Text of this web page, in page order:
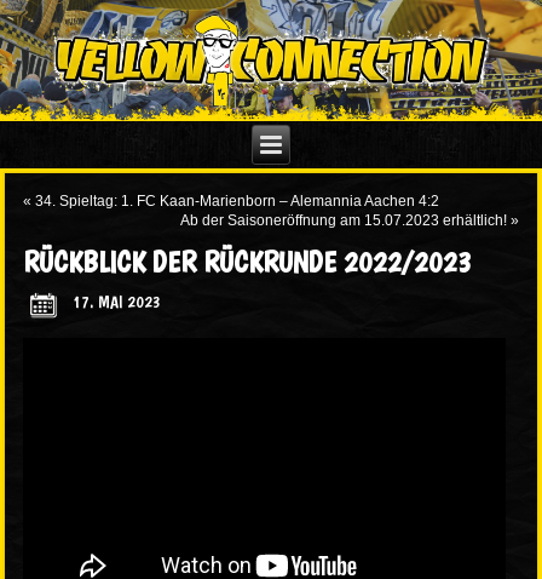
«34. Spieltag: 1. FC Kaan-Marienborn – Alemannia Aachen 4:2
Ab der Saisoneröffnung am 15.07.2023 erhältlich!»
RÜCKBLICK DER RÜCKRUNDE 2022/2023
17. MAI 2023